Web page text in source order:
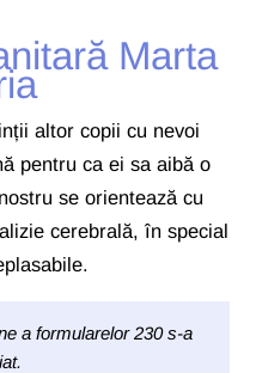
Marta
altor copii cu nevoi
pentru ca ei sa aibă o
se orientează cu
cerebrală, în special
a formularelor 230 s-a